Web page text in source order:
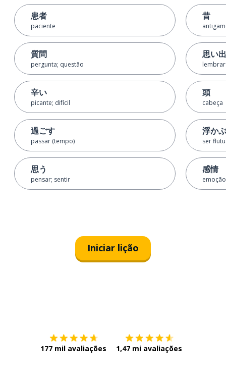
患者
paciente
質問
pergunta; questão
辛い
picante; difícil
過ごす
passar (tempo)
思う
pensar; sentir
昔
思い
lembrar
頭
cabeça
浮かぶ
ser
感情
emoção
Iniciar lição
177 mil avaliações 1,47 mi avaliações